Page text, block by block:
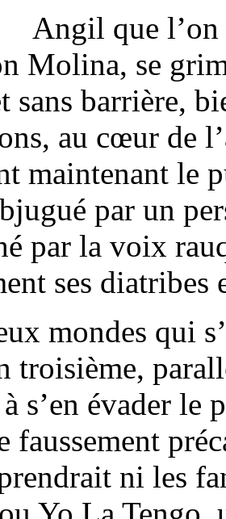
Angil que
Molina, se
sans barrière,
au cœur de
maintenant le
par un
par la voix
ses diatribes
mondes qui
troisième,
s’en évader le
faussement
ni les